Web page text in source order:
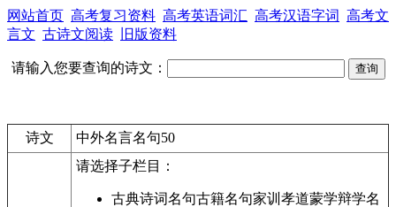
网站首页 高考复习资料 高考英语词汇 高考汉语字词 高考文
言文 古诗文阅读 旧版资料
请输入您要查询的诗文：
诗文 中外名言名句50
请选择子栏目：
古典诗词名句古籍名句家训孝道蒙学辩学名